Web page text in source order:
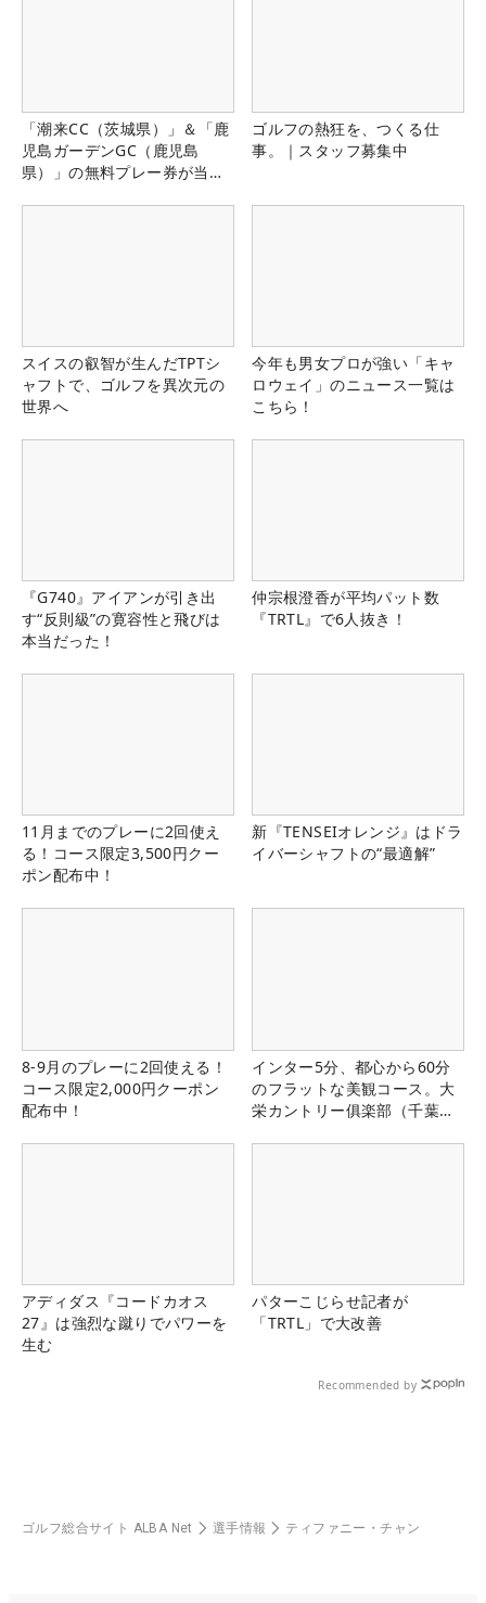
「潮来CC（茨城県）」＆「鹿
児島ガーデンGC（鹿児島
県）」の無料プレー券が当た
ゴルフの熱狂を、つくる仕
事。｜スタッフ募集中
スイスの叡智が生んだTPTシ
ャフトで、ゴルフを異次元の
世界へ
今年も男女プロが強い「キャ
ロウェイ」のニュース一覧は
こちら！
『G740』アイアンが引き出
す“反則級”の寛容性と飛びは
本当だった！
仲宗根澄香が平均パット数
『TRTL』で6人抜き！
11月までのプレーに2回使え
る！コース限定3,500円クー
ポン配布中！
新『TENSEIオレンジ』はドラ
イバーシャフトの“最適解”
8-9月のプレーに2回使える！
コース限定2,000円クーポン
配布中！
インター5分、都心から60分
のフラットな美観コース。大
栄カントリー俱楽部（千葉
アディダス『コードカオス
27』は強烈な蹴りでパワーを
生む
パターこじらせ記者が
「TRTL」で大改善
Recommended by
ゴルフ総合サイト ALBA Net 選手情報 ティファニー・チャン